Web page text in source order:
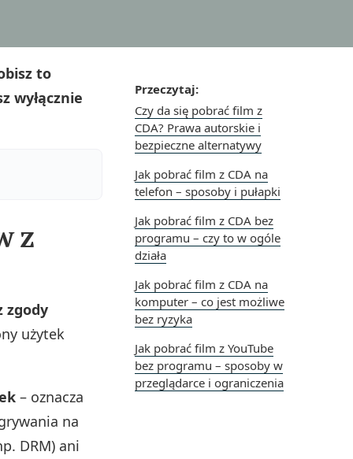
Przeczytaj:
Czy da się pobrać film z
CDA? Prawa autorskie i
bezpieczne alternatywy
Jak pobrać film z CDA na
telefon – sposoby i pułapki
Jak pobrać film z CDA bez
programu – czy to w ogóle
działa
Jak pobrać film z CDA na
komputer – co jest możliwe
bez ryzyka
Jak pobrać film z YouTube
bez programu – sposoby w
przeglądarce i ograniczenia
to
wyłącznie
z
zgody
użytek
– oznacza
na
DRM) ani